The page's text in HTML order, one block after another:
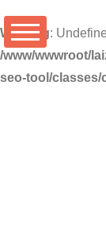
Warning:
/www/wwwroot/
seo-tool/classes/